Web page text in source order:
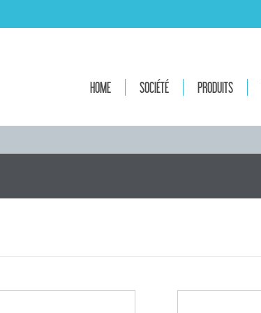
HOME SOCIÉTÉ PRODUITS